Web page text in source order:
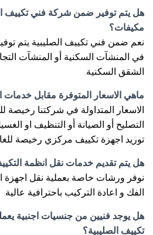
هل يتم توفير ضمن شركة فني تكييف
مكيفات؟
نعم ضمن فني تكييف الصليبية يتم
في المنشآت السكنية أو المنشآت
الشقق السكنية.
ماهي الاسعار المتوفرة مقابل خدمات
الاسعار المتداولة في شركتنا رخيصة
التصليح أو الصيانة أو التنظيف او
توريد اجهزة تكييف مركزي رخيصة
هل يتم تقديم خدمات نقل انظمة
نوفر ورشات خاصة بعملية نقل اجهزة
الفك و اعادة التركيب باحترافية عالية.
هل يوجد فنيين من جنسيات اجنبية
تكييف الصليبية؟